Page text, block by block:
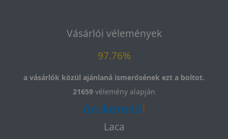
Vásárlói vélemények
97.76%
a vásárlók közül ajánlaná ismerősének ezt a boltot.
21659 vélemény alapján
Laca